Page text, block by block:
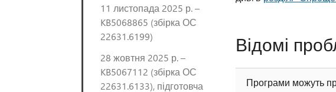
11 листопада 2025 р. –
KB5068865 (збірка ОС
22631.6199)
28 жовтня 2025 р. –
KB5067112 (збірка ОС
22631.6133), підготовча
Відомі
Програми можуть